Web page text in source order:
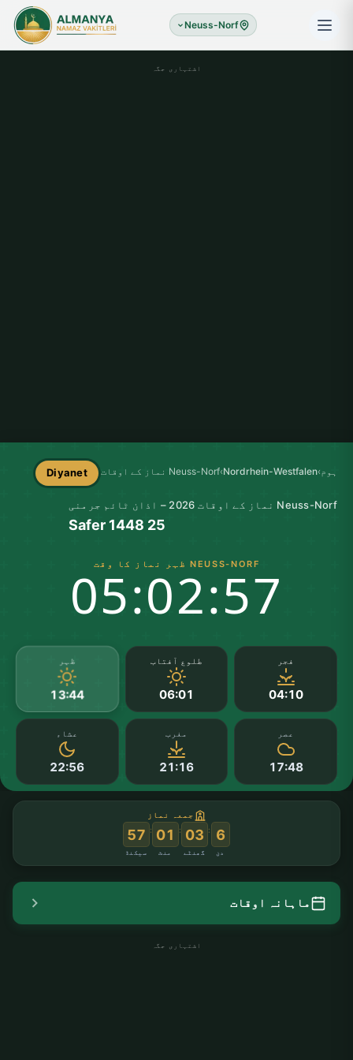
Neuss-Norf
اشتہاری جگہ
ہوم›
Nordrhein-Westfalen
›Neuss-Norf نماز کے اوقات Diyanet
Neuss-Norf نماز کے اوقات 2026 – اذان ٹائم جرمنی
25 Safer 1448
NEUSS-NORF ظہر نماز کا وقت
05:02:56
فجر
04:10
طلوع آفتاب
06:01
ظہر
13:44
عصر
17:48
مغرب
21:16
عشاء
22:56
جمعہ نماز
6
دن
:
03
گھنٹے
:
01
منٹ
:
56
سیکنڈ
ماہانہ اوقات
اشتہاری جگہ